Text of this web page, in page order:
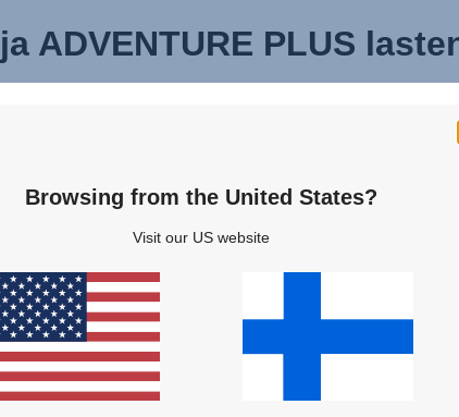
ADVENTURE PLUS
vähäisen palautteen perusteella, olemme
PLUS- ja ADVENTURE PLUS turvavyöistuimien
pääntuki jumittui, kun pääntuen korkeutta säädettiin.
analyysin jälkeen otimme käyttöön muutoksen
Leipheimissä Saksassa, jotta voimme välttää
oli mahdollista, koska molemmat tuotteet
Browsing from the United States?
Visit our US website